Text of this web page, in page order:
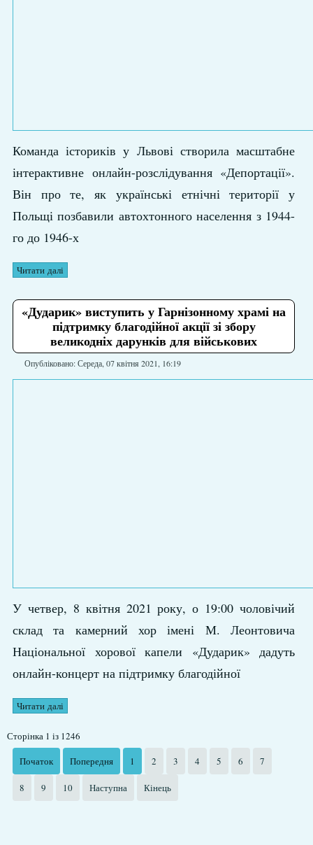
Команда істориків у Львові створила масштабне
інтерактивне онлайн-розслідування «Депортації».
Він про те, як українські етнічні території у
Польщі позбавили автохтонного населення з 1944-
го до 1946-х
Читати далі
«Дударик» виступить у Гарнізонному храмі на
підтримку благодійної акції зі збору
великодніх дарунків для військових
Опубліковано: Середа, 07 квітня 2021, 16:19
У четвер, 8 квітня 2021 року, о 19:00 чоловічий
склад та камерний хор імені М. Леонтовича
Національної хорової капели «Дударик» дадуть
онлайн-концерт на підтримку благодійної
Читати далі
Сторінка 1 із 1246
Початок
Попередня 1 2 3 4 5 6 7
8 9 10 Наступна Кінець